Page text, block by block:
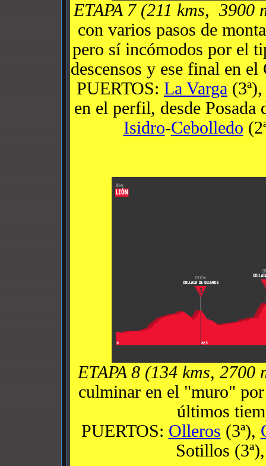
ETAPA 7 (211 kms, 3900
con varios pasos de
pero sí incómodos por el
descensos y ese final en
PUERTOS: La Varga
en el perfil, desde Posada
Isidro-Cebolledo
ETAPA 8 (134 kms, 2700
culminar en el "muro"
últimos
PUERTOS: Olleros (3ª),
Sotillos